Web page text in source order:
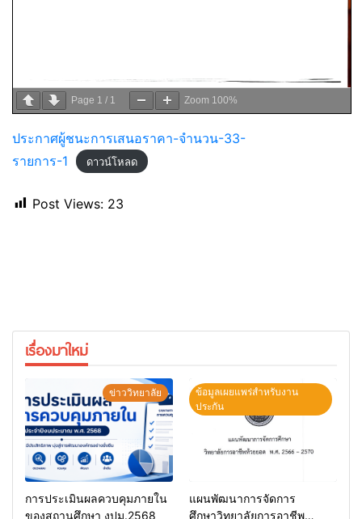
Page 1 / 1 Zoom 100%
ประกาศผู้ชนะการเสนอราคา-จำนวน-33-
รายการ-1
ดาวน์โหลด
Post Views: 23
เรื่องมาใหม่
ข่าววิทยาลัย
การประเมินผลควบคุมภายใน
ของสถานศึกษา งปม.2568
ข้อมูลเผยแพร่สำหรับงาน
ประกัน
แผนพัฒนาการจัดการ
ศึกษาวิทยาลัยการอาชีพ